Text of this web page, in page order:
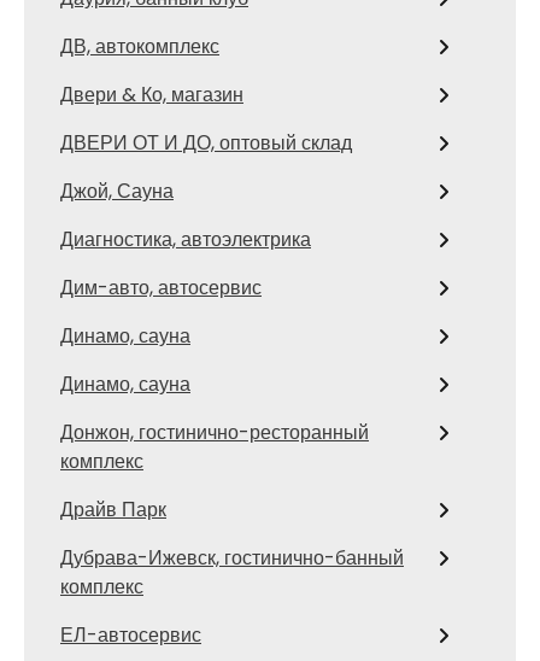
ДВ, автокомплекс
Двери & Ко, магазин
ДВЕРИ ОТ И ДО, оптовый склад
Джой, Сауна
Диагностика, автоэлектрика
Дим-авто, автосервис
Динамо, сауна
Динамо, сауна
Донжон, гостинично-ресторанный
комплекс
Драйв Парк
Дубрава-Ижевск, гостинично-банный
комплекс
ЕЛ-автосервис